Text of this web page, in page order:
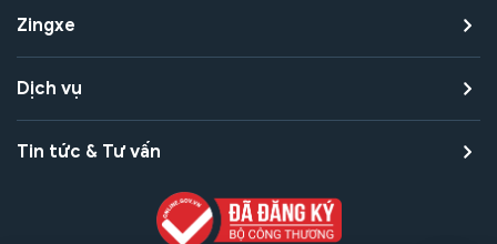
Zingxe
Dịch vụ
Tin tức & Tư vấn